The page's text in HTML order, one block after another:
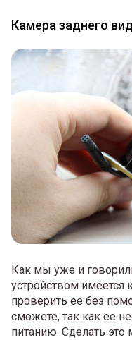
Камера заднего
Как мы уже и
устройством имеется
проверить ее без
сможете, так как ее
питанию. Сделать